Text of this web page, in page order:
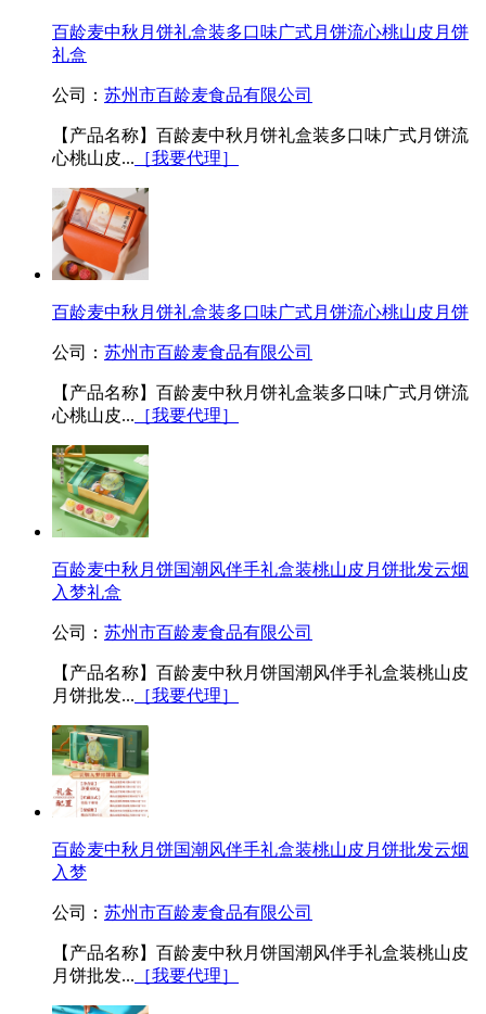
百龄麦中秋月饼礼盒装多口味广式月饼流心桃山皮月饼
礼盒
公司： 苏州市百龄麦食品有限公司
【产品名称】百龄麦中秋月饼礼盒装多口味广式月饼流
心桃山皮... ［我要代理］
百龄麦中秋月饼礼盒装多口味广式月饼流心桃山皮月饼
公司： 苏州市百龄麦食品有限公司
【产品名称】百龄麦中秋月饼礼盒装多口味广式月饼流
心桃山皮... ［我要代理］
百龄麦中秋月饼国潮风伴手礼盒装桃山皮月饼批发云烟
入梦礼盒
公司： 苏州市百龄麦食品有限公司
【产品名称】百龄麦中秋月饼国潮风伴手礼盒装桃山皮
月饼批发... ［我要代理］
百龄麦中秋月饼国潮风伴手礼盒装桃山皮月饼批发云烟
入梦
公司： 苏州市百龄麦食品有限公司
【产品名称】百龄麦中秋月饼国潮风伴手礼盒装桃山皮
月饼批发... ［我要代理］